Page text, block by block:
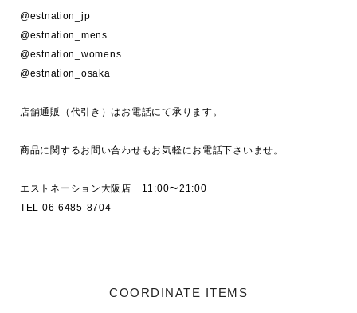
@estnation_jp
@estnation_mens
@estnation_womens
@estnation_osaka
店舗通販（代引き）はお電話にて承ります。
商品に関するお問い合わせもお気軽にお電話下さいませ。
エストネーション大阪店　11:00〜21:00
TEL 06-6485-8704
COORDINATE ITEMS